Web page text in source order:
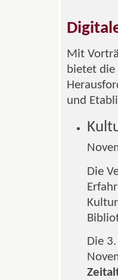
Mit
bietet die
und
Die
Die